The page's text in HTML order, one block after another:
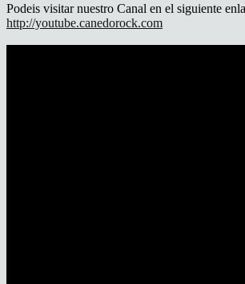
Podeis visitar nuestro Canal en el siguiente
http://youtube.canedorock.com